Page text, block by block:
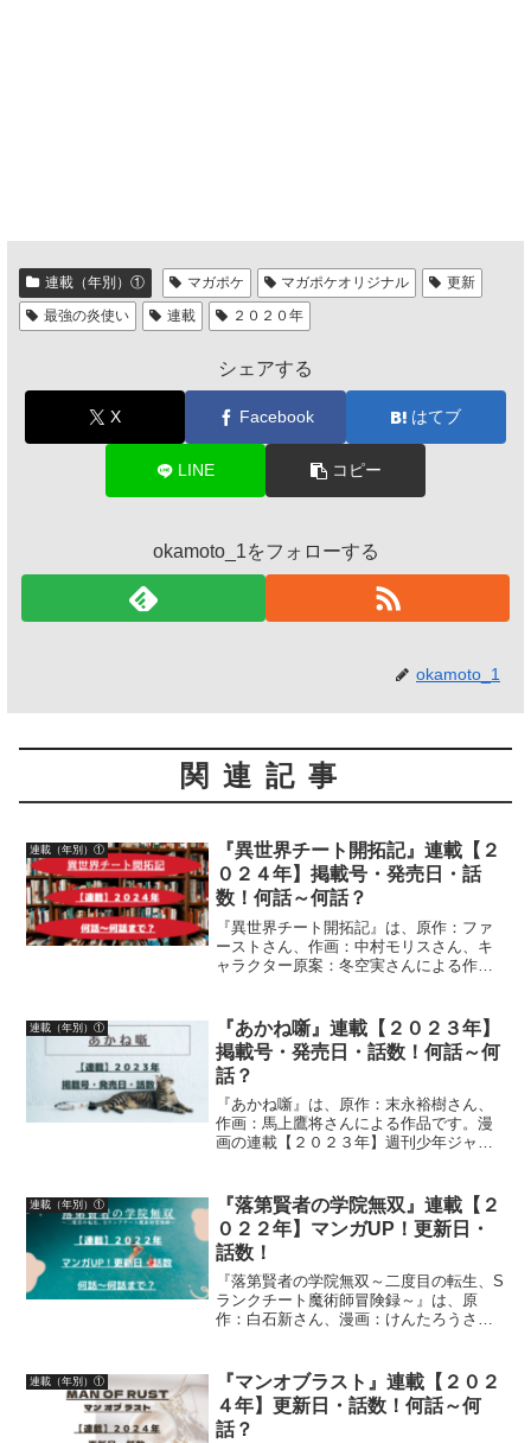
連載（年別）① マガポケ マガポケオリジナル
更新
最強の炎使い
連載 ２０２０年
シェアする
X Facebook はてブ
LINE コピー
okamoto_1をフォローする
okamoto_1
関連記事
連載（年別）①
『異世界チート開拓記』連載【２
０２４年】掲載号・発売日・話
数！何話～何話？
『異世界チート開拓記』は、原作：ファ
ーストさん、作画：中村モリスさん、キ
ャラクター原案：冬空実さんによる作品
「マンガがうがう」更新日・話数につい
て、詳しく紹介しています
連載（年別）①
『あかね噺』連載【２０２３年】
掲載号・発売日・話数！何話～何
話？
『あかね噺』は、原作：末永裕樹さん、
作画：馬上鷹将さんによる作品です。漫
画の連載【２０２３年】週刊少年ジャン
連載（年別）①
『落第賢者の学院無双』連載【２
０２２年】マンガUP！更新日・
話数！
『落第賢者の学院無双～二度目の転生、S
ランクチート魔術師冒険録～』は、原
作：白石新さん、漫画：けんたろうさ
年】マンガUP！更新日、話数について、
詳しく紹介しています
連載（年別）①
『マンオブラスト』連載【２０２
４年】更新日・話数！何話～何
話？